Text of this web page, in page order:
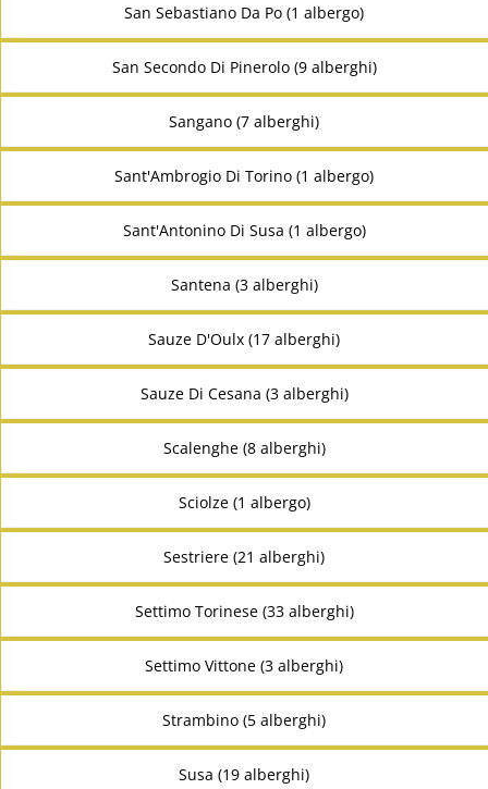
San Sebastiano Da Po (1 albergo)
San Secondo Di Pinerolo (9 alberghi)
Sangano (7 alberghi)
Sant'Ambrogio Di Torino (1 albergo)
Sant'Antonino Di Susa (1 albergo)
Santena (3 alberghi)
Sauze D'Oulx (17 alberghi)
Sauze Di Cesana (3 alberghi)
Scalenghe (8 alberghi)
Sciolze (1 albergo)
Sestriere (21 alberghi)
Settimo Torinese (33 alberghi)
Settimo Vittone (3 alberghi)
Strambino (5 alberghi)
Susa (19 alberghi)